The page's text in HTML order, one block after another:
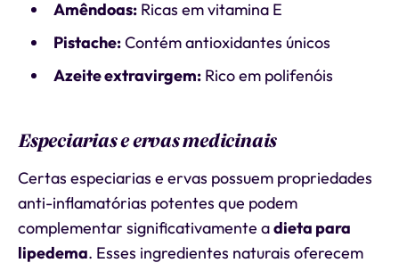
Amêndoas:Ricas em vitamina E
Pistache:Contém antioxidantes únicos
Azeite extravirgem:Rico em polifenóis
Especiarias e ervas medicinais
Certas especiarias e ervas possuem propriedades
anti-inflamatórias potentes que podem
complementar significativamente adieta para
lipedema. Esses ingredientes naturais oferecem